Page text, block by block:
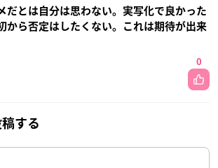
だとは自分は思わない。実写化で良かった
から否定はしたくない。これは期待が出来
0
する